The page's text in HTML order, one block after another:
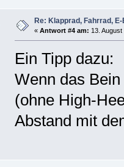
Re: Klapprad, Fahrrad,
« Antwort #4 am: 13.
Ein Tipp dazu:
Wenn das
(ohne High-
Abstand mit